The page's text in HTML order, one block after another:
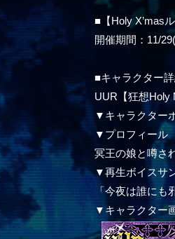
■【Holy X’mas
開催期間：11/
■キャラクター
UUR【狂想Holy
▼キャラクター
▼プロフィール
冥王の娘と噂さ
▼再生ボイスサ
「今夜は誰に
▼キャラクター